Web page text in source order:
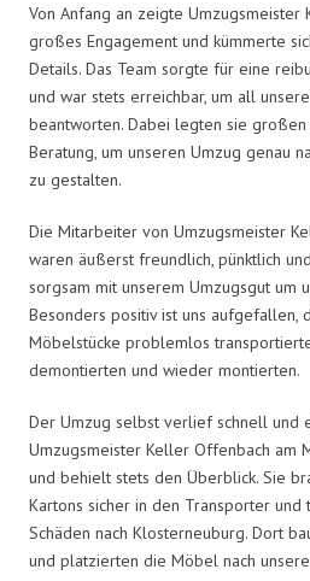
Von Anfang an zeigte Umzugsmeister
großes Engagement und kümmerte
Details. Das Team sorgte für eine
und war stets erreichbar, um all
beantworten. Dabei legten sie
Beratung, um unseren Umzug genau
zu gestalten.
Die Mitarbeiter von Umzugsmeister
waren äußerst freundlich, pünktlich
sorgsam mit unserem Umzugsgut um
Besonders positiv ist uns aufgefallen,
Möbelstücke problemlos
demontierten und wieder montierten.
Der Umzug selbst verlief schnell und
Umzugsmeister Keller Offenbach am
und behielt stets den Überblick. Sie
Kartons sicher in den Transporter
Schäden nach Klosterneuburg. Dort
und platzierten die Möbel nach